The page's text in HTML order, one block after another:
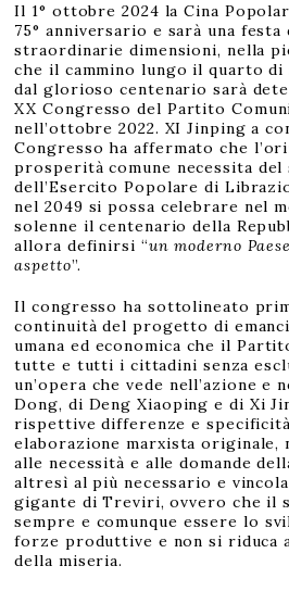
Il 1° ottobre 2024 la Cina
75° anniversario e sarà una
straordinarie dimensioni, nella
che il cammino lungo il quarto di
dal glorioso centenario sarà
XX Congresso del Partito
nell’ottobre 2022. XI Jinping a
Congresso ha affermato che
prosperità comune necessita
dell’Esercito Popolare di
nel 2049 si possa celebrare nel
solenne il centenario della
allora definirsi “un moderno
aspetto”.
Il congresso ha sottolineato
continuità del progetto di
umana ed economica che il
tutte e tutti i cittadini senza
un’opera che vede nell’azione e
Dong, di Deng Xiaoping e di Xi
rispettive differenze e
elaborazione marxista originale,
alle necessità e alle domande
altresì al più necessario e
gigante di Treviri, ovvero che il
sempre e comunque essere lo
forze produttive e non si riduca
della miseria.